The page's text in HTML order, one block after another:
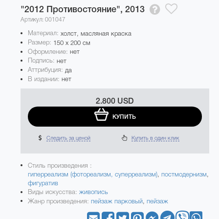
"2012 Противостояние", 2013
Артикул: 001047
Материал: холст, масляная краска
Размер: 150 x 200 см
Оформление:нет
Подпись:нет
Аттрибуция: да
В издании:нет
2.800 USD
КУПИТЬ
Следить за ценой Купить в один клик
Стиль произведения :
гиперреализм (фотореализм, суперреализм),постмодернизм,
фигуратив
Виды искусства:живопись
Жанр произведения: пейзаж парковый,пейзаж